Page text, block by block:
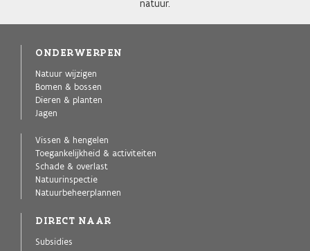
natuur.
ONDERWERPEN
Natuur wijzigen
Bomen & bossen
Dieren & planten
Jagen
Vissen & hengelen
Toegankelijkheid & activiteiten
Schade & overlast
Natuurinspectie
Natuurbeheerplannen
DIRECT NAAR
Subsidies